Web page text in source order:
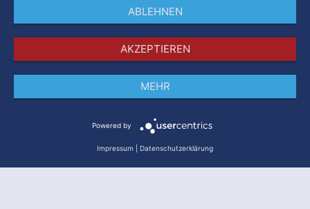
Datenschutz
ABLEHNEN
AKZEPTIEREN
MEHR
Powered by
Impressum Datenschutzerklärung